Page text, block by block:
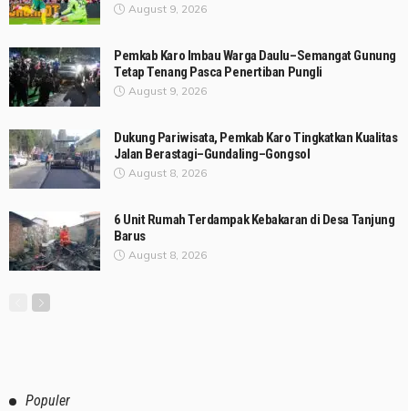
August 9, 2026
Pemkab Karo Imbau Warga Daulu–Semangat Gunung
Tetap Tenang Pasca Penertiban Pungli
August 9, 2026
Dukung Pariwisata, Pemkab Karo Tingkatkan Kualitas
Jalan Berastagi–Gundaling–Gongsol
August 8, 2026
6 Unit Rumah Terdampak Kebakaran di Desa Tanjung
Barus
August 8, 2026
Populer